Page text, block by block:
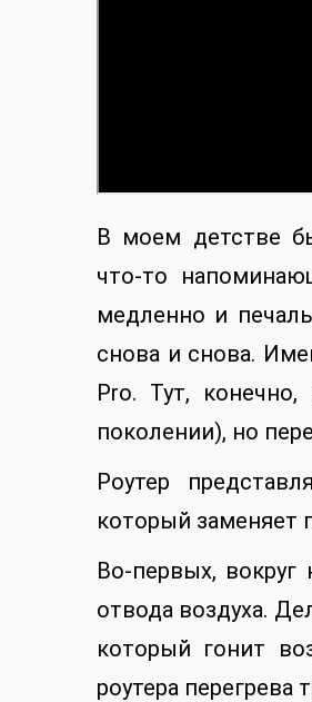
В моем детстве
что-то
медленно и
снова и снова.
Pro. Тут,
поколении), но
Роутер
который заменяет
Во-первых, вокруг
отвода воздуха.
который гонит
роутера